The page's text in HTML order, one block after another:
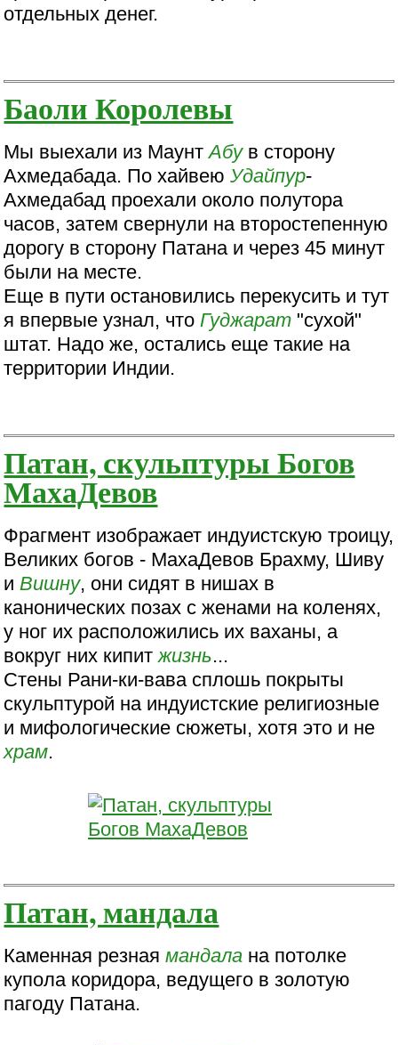
отдельных денег.
Баоли Королевы
Мы выехали из МаунтАбув сторону
Ахмедабада. По хайвеюУдайпур-
Ахмедабад проехали около полутора
часов, затем свернули на второстепенную
дорогу в сторону Патана и через 45 минут
были на месте.
Еще в пути остановились перекусить и тут
я впервые узнал, чтоГуджарат "сухой"
штат. Надо же, остались еще такие на
территории Индии.
Патан, скульптуры Богов
МахаДевов
Фрагмент изображает индуистскую троицу,
Великих богов - МахаДевов Брахму, Шиву
иВишну, они сидят в нишах в
канонических позах с женами на коленях,
у ног их расположились их ваханы, а
вокруг них кипитжизнь...
Стены Рани-ки-вава сплошь покрыты
скульптурой на индуистские религиозные
и мифологические сюжеты, хотя это и не
храм.
Патан, мандала
Каменная резнаямандала на потолке
купола коридора, ведущего в золотую
пагоду Патана.